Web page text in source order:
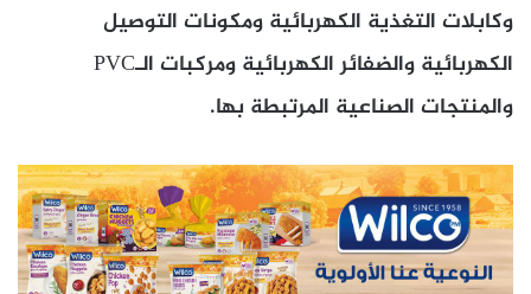
وكابلات التغذية الكهربائية ومكونات التوصيل
الكهربائية والضفائر الكهربائية ومركبات الـPVC
والمنتجات الصناعية المرتبطة بها.